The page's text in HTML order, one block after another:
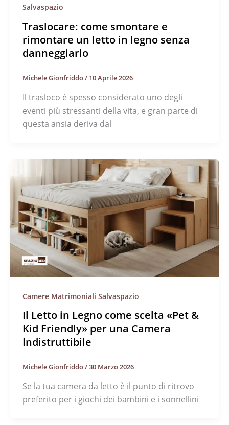
Salvaspazio
Traslocare: come smontare e
rimontare un letto in legno senza
danneggiarlo
Michele Gionfriddo/ 10 Aprile 2026
Il trasloco è spesso considerato uno degli
eventi più stressanti della vita, e gran parte di
questa ansia deriva dal
Camere Matrimoniali Salvaspazio
Il Letto in Legno come scelta «Pet &
Kid Friendly» per una Camera
Indistruttibile
Michele Gionfriddo/30 Marzo 2026
Se la tua camera da letto è il punto di ritrovo
preferito per i giochi dei bambini e i sonnellini